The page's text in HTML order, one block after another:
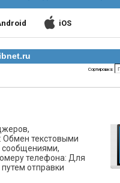
iOS
Сортировка:
текстовыми
сообщениями,
телефона: Для
отправки